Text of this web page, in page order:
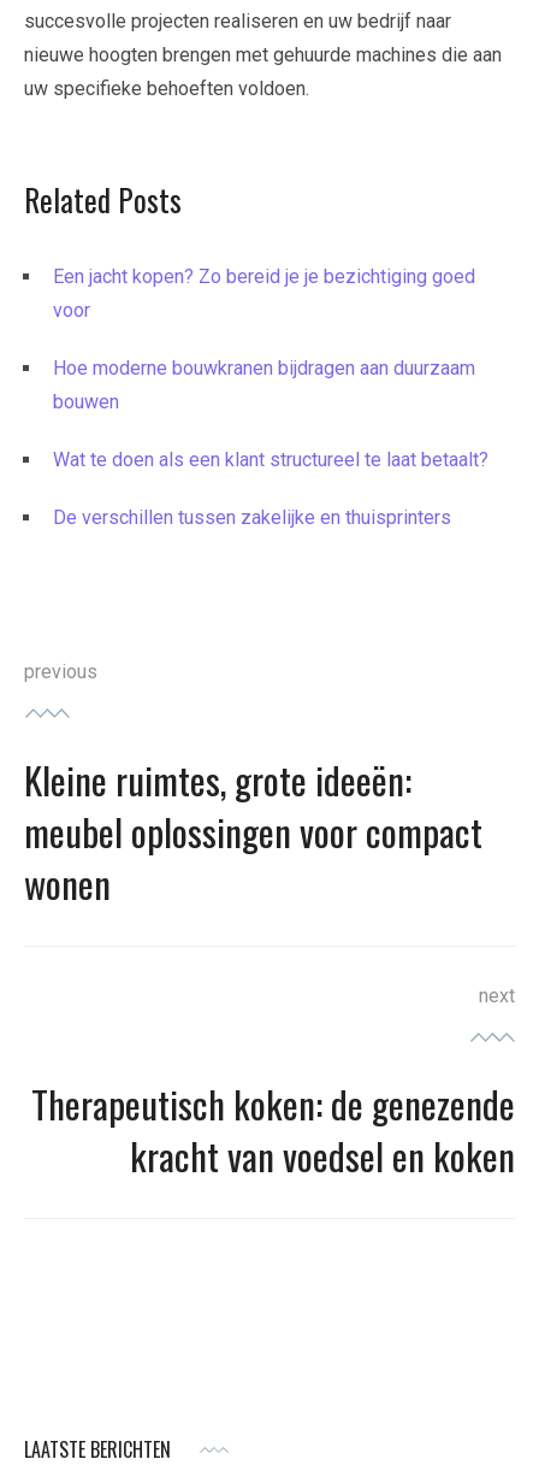
succesvolle projecten realiseren en uw bedrijf naar
nieuwe hoogten brengen met gehuurde machines die aan
uw specifieke behoeften voldoen.
Related Posts
Een jacht kopen? Zo bereid je je bezichtiging goed
voor
Hoe moderne bouwkranen bijdragen aan duurzaam
bouwen
Wat te doen als een klant structureel te laat betaalt?
De verschillen tussen zakelijke en thuisprinters
Bericht
navigatie
previous
Previous
post:
Kleine ruimtes, grote ideeën:
meubel oplossingen voor compact
wonen
next
Next
post:
Therapeutisch koken: de genezende
kracht van voedsel en koken
LAATSTE BERICHTEN